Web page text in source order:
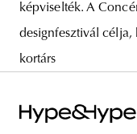
képviselték. A
designfesztivál célja,
kortárs